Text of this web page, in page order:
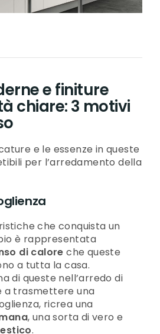
e finiture
chiare: 3 motivi
e le essenze in queste
per l’arredamento della
che conquista un
è rappresentata
di calore che queste
a tutta la casa.
di queste nell’arredo di
a trasmettere una
ricrea una
, una sorta di vero e
.